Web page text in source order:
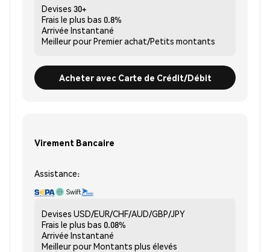
Devises 30+
Frais le plus bas 0.8%
Arrivée Instantané
Meilleur pourPremier achat/Petits montants
Acheter avec Carte de Crédit/Débit
Virement Bancaire
Assistance:
Devises USD/EUR/CHF/AUD/GBP/JPY
Frais le plus bas 0.08%
Arrivée Instantané
Meilleur pourMontants plus élevés